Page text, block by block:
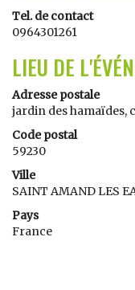
Tel. de contact
0964301261
LIEU DE
Adresse postale
jardin des hamaïdes,
Code postal
59230
Ville
SAINT AMAND LES
Pays
France